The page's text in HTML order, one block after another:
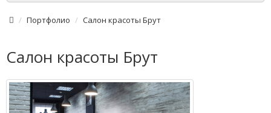
Портфолио Салон красоты Брут
Салон красоты Брут